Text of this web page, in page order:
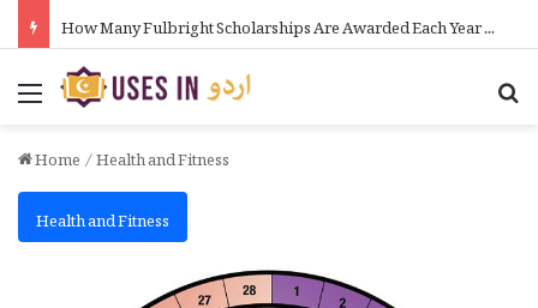
How Many Fulbright Scholarships Are Awarded Each Year in Urdu
Menu
Home/Health and Fitness
Health and Fitness